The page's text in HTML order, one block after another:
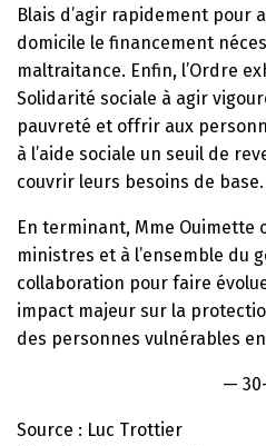
Blais d’agir rapidement pour
domicile le financement
maltraitance. Enfin, l’Ordre
Solidarité sociale à agir
pauvreté et offrir aux
à l’aide sociale un seuil de
couvrir leurs besoins de base.
En terminant, Mme Ouimette
ministres et à l’ensemble du
collaboration pour faire
impact majeur sur la
des personnes vulnérables
—
Source : Luc Trottier